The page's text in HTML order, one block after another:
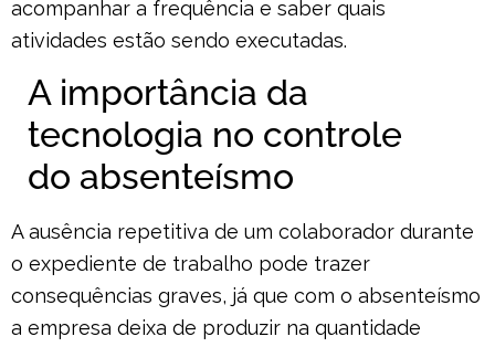
acompanhar a frequência e saber quais
atividades estão sendo executadas.
A importância da
tecnologia no controle
do absenteísmo
A ausência repetitiva de um colaborador durante
o expediente de trabalho pode trazer
consequências graves, já que com o absenteísmo
a empresa deixa de produzir na quantidade